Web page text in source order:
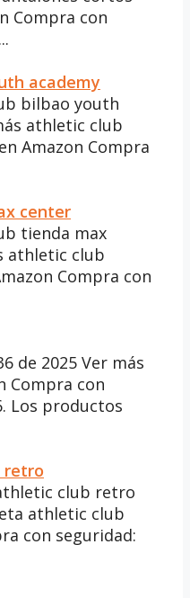
Compra con
academy
bilbao youth
athletic club
Amazon Compra
center
tienda max
athletic club
Compra con
de 2025 Ver más
Compra con
Los productos
retro
club retro
athletic club
con seguridad: